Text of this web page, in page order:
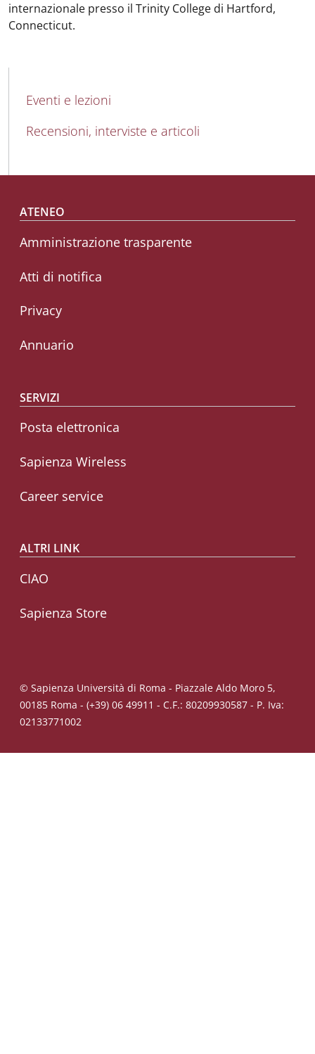
internazionale presso il Trinity College di Hartford,
Connecticut.
MAIN NAVIGATION
Eventi e lezioni
Recensioni, interviste e articoli
Footer menu
ATENEO
Amministrazione trasparente
Atti di notifica
Privacy
Annuario
SERVIZI
Posta elettronica
Sapienza Wireless
Career service
ALTRI LINK
CIAO
Sapienza Store
© Sapienza Università di Roma - Piazzale Aldo Moro 5,
00185 Roma - (+39) 06 49911 - C.F.: 80209930587 - P. Iva:
02133771002